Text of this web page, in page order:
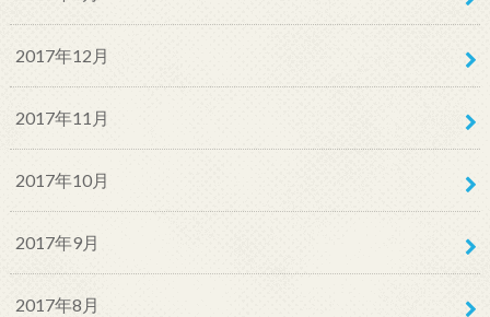
2017年12月
2017年11月
2017年10月
2017年9月
2017年8月